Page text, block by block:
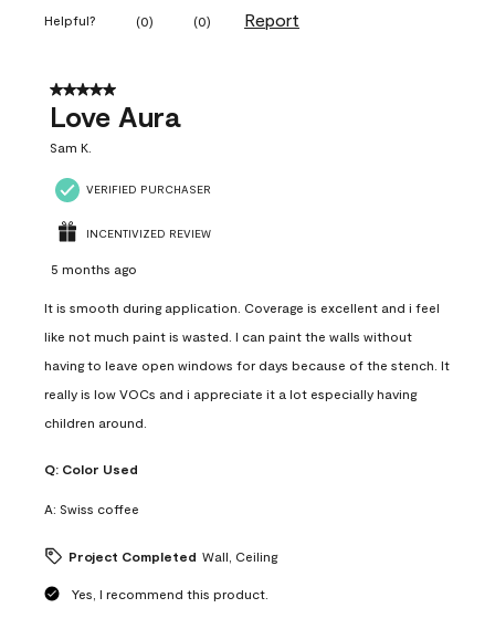
Helpful? (0) (0) Report
5 out of 5 stars.
Love Aura
Sam K.
VERIFIED PURCHASER
INCENTIVIZED REVIEW
5 months ago
It is smooth during application. Coverage is excellent and i feel
like not much paint is wasted. I can paint the walls without
having to leave open windows for days because of the stench. It
really is low VOCs and i appreciate it a lot especially having
children around.
Q: Color Used
A: Swiss coffee
Project Completed Wall, Ceiling
Yes, I recommend this product.